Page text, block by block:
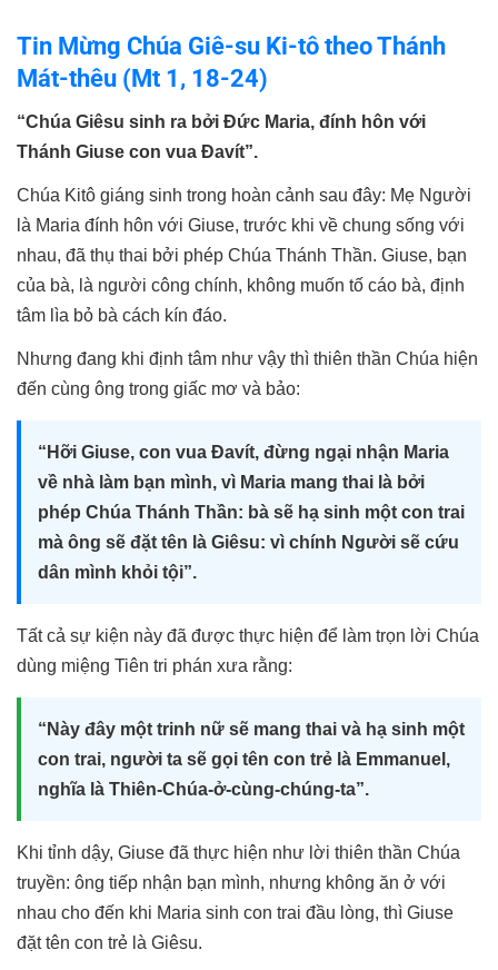
Tin Mừng Chúa Giê-su Ki-tô theo Thánh
Mát-thêu (Mt 1, 18-24)
“Chúa Giêsu sinh ra bởi Ðức Maria, đính hôn với
Thánh Giuse con vua Ðavít”.
Chúa Kitô giáng sinh trong hoàn cảnh sau đây: Mẹ Người
là Maria đính hôn với Giuse, trước khi về chung sống với
nhau, đã thụ thai bởi phép Chúa Thánh Thần. Giuse, bạn
của bà, là người công chính, không muốn tố cáo bà, định
tâm lìa bỏ bà cách kín đáo.
Nhưng đang khi định tâm như vậy thì thiên thần Chúa hiện
đến cùng ông trong giấc mơ và bảo:
“Hỡi Giuse, con vua Ðavít, đừng ngại nhận Maria
về nhà làm bạn mình, vì Maria mang thai là bởi
phép Chúa Thánh Thần: bà sẽ hạ sinh một con trai
mà ông sẽ đặt tên là Giêsu: vì chính Người sẽ cứu
dân mình khỏi tội”.
Tất cả sự kiện này đã được thực hiện để làm trọn lời Chúa
dùng miệng Tiên tri phán xưa rằng:
“Này đây một trinh nữ sẽ mang thai và hạ sinh một
con trai, người ta sẽ gọi tên con trẻ là Emmanuel,
nghĩa là Thiên-Chúa-ở-cùng-chúng-ta”.
Khi tỉnh dậy, Giuse đã thực hiện như lời thiên thần Chúa
truyền: ông tiếp nhận bạn mình, nhưng không ăn ở với
nhau cho đến khi Maria sinh con trai đầu lòng, thì Giuse
đặt tên con trẻ là Giêsu.